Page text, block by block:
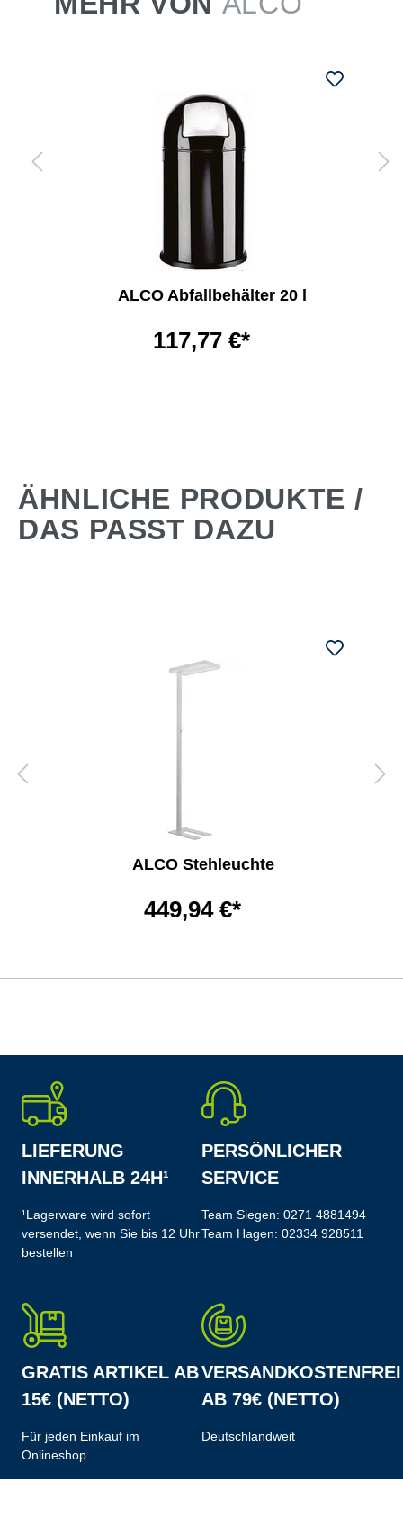
ALCO Abfallbehälter 20 l
117,77 €*
ÄHNLICHE PRODUKTE /
DAS PASST DAZU
ALCO Stehleuchte
449,94 €*
LIEFERUNG
INNERHALB 24H¹
¹Lagerware wird sofort
versendet, wenn Sie bis 12 Uhr
bestellen
PERSÖNLICHER
SERVICE
Team Siegen: 0271 4881494
Team Hagen: 02334 928511
GRATIS ARTIKEL AB
15€ (NETTO)
Für jeden Einkauf im
Onlineshop
VERSANDKOSTENFREI
AB 79€ (NETTO)
Deutschlandweit